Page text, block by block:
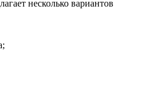
несколько вариантов